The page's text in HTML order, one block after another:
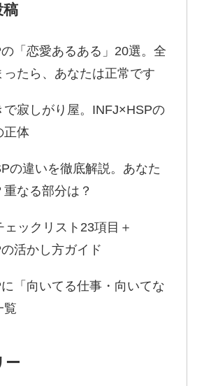
稿
「恋愛あるある」20選。全
ったら、あなたは正常です
で寂しがり屋。INFJ×HSPの
正体
の違いを徹底解説。あなた
なる部分は？
ェックリスト23項目＋
活かし方ガイド
「向いてる仕事・向いてな
覧
ー